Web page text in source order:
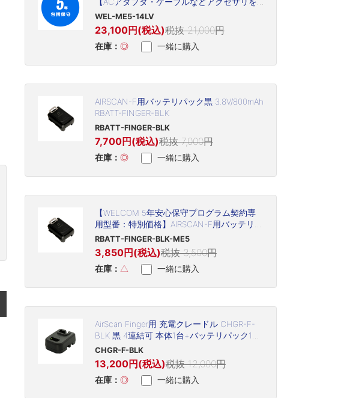
【ACアダプタ・ケーブルなどアクセサリを
含む(但し、プリントヘッド・プラテン・バ
ッテリなど消耗品は除く)】
WEL-ME5-14LV
23,100円(税込)税抜 21,000円
在庫： ◎ 一緒に購入
AIRSCAN-F用バッテリパック黒 3.8V/800mAh
RBATT-FINGER-BLK
RBATT-FINGER-BLK
7,700円(税込)税抜 7,000円
在庫： ◎ 一緒に購入
【WELCOM 5年安心保守プログラム契約専
用型番：特別価格】AIRSCAN-F用バッテリパ
ック黒 3.8V/800mAh RBATT-FINGER-BLK-
ME5
RBATT-FINGER-BLK-ME5
3,850円(税込)税抜 3,500円
在庫： △ 一緒に購入
AirScan Finger用 充電クレードル CHGR-F-
BLK 黒 4連結可 本体1台+バッテリパック1個
充電可能
CHGR-F-BLK
13,200円(税込)税抜 12,000円
在庫： ◎ 一緒に購入